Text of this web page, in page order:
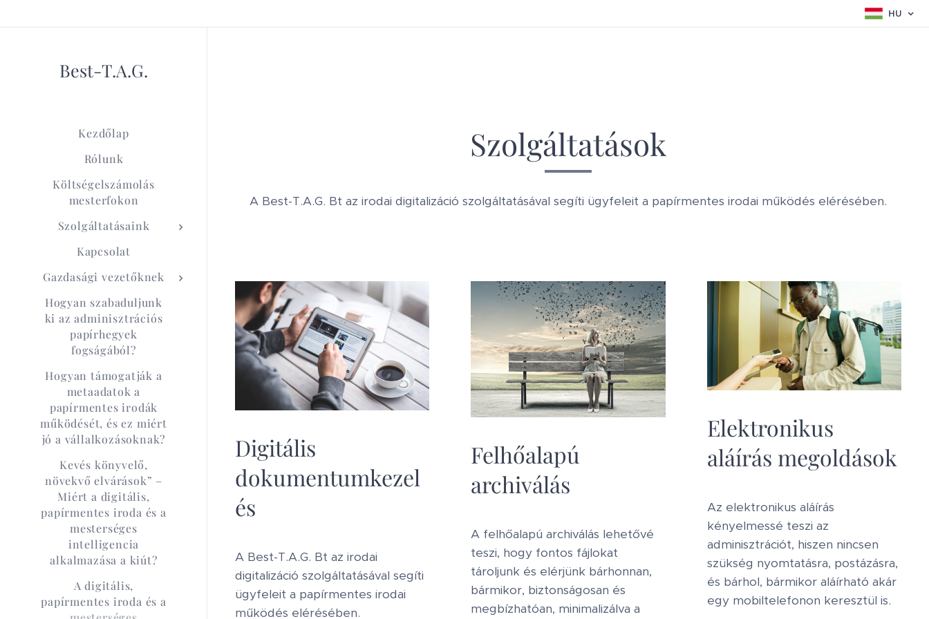
HU
Best-T.A.G.
Kezdőlap
Rólunk
Költségelszámolás
mesterfokon
Szolgáltatásaink
Kapcsolat
Gazdasági vezetőknek
Hogyan szabaduljunk
ki az adminisztrációs
papírhegyek
fogságából?
Hogyan támogatják a
metaadatok a
papírmentes irodák
működését, és ez miért
jó a vállalkozásoknak?
Kevés könyvelő,
növekvő elvárások” –
Miért a digitális,
papírmentes iroda és a
mesterséges
intelligencia
alkalmazása a kiút?
A digitális,
papírmentes iroda és a
Szolgáltatások
A Best-T.A.G. Bt az irodai digitalizáció szolgáltatásával segíti ügyfeleit a papírmentes irodai működés elérésében.
Digitális
dokumentumkezel
és
A Best-T.A.G. Bt az irodai
digitalizáció szolgáltatásával segíti
ügyfeleit a papírmentes irodai
működés elérésében.
Felhőalapú
archiválás
A felhőalapú archiválás lehetővé
teszi, hogy fontos fájlokat
tároljunk és elérjünk bárhonnan,
bármikor, biztonságosan és
megbízhatóan, minimalizálva a
Elektronikus
aláírás megoldások
Az elektronikus aláírás
kényelmessé teszi az
adminisztrációt, hiszen nincsen
szükség nyomtatásra, postázásra,
és bárhol, bármikor aláírható akár
egy mobiltelefonon keresztül is.